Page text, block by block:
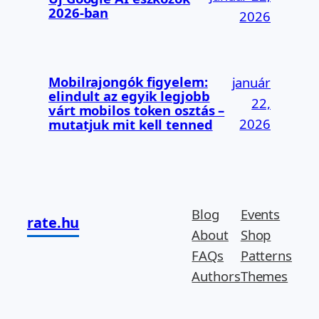
2026-ban
2026
Mobilrajongók figyelem:
elindult az egyik legjobb
várt mobilos token osztás –
mutatjuk mit kell tenned
január
22,
2026
rate.hu
Blog
About
FAQs
Authors
Events
Shop
Patterns
Themes